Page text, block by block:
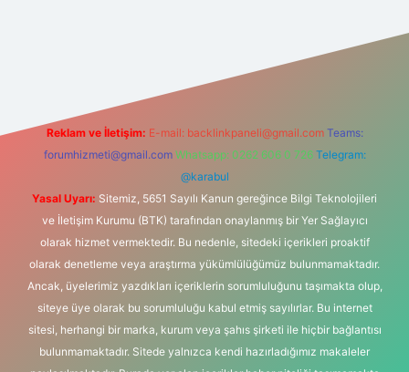
Reklam ve İletişim: E-mail: backlinkpaneli@gmail.com Teams:
forumhizmeti@gmail.com Whatsapp: 0262 606 0 726 Telegram:
@karabul
Yasal Uyarı: Sitemiz, 5651 Sayılı Kanun gereğince Bilgi Teknolojileri
ve İletişim Kurumu (BTK) tarafından onaylanmış bir Yer Sağlayıcı
olarak hizmet vermektedir. Bu nedenle, sitedeki içerikleri proaktif
olarak denetleme veya araştırma yükümlülüğümüz bulunmamaktadır.
Ancak, üyelerimiz yazdıkları içeriklerin sorumluluğunu taşımakta olup,
siteye üye olarak bu sorumluluğu kabul etmiş sayılırlar. Bu internet
sitesi, herhangi bir marka, kurum veya şahıs şirketi ile hiçbir bağlantısı
bulunmamaktadır. Sitede yalnızca kendi hazırladığımız makaleler